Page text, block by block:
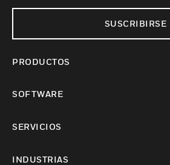
SUSCRIBIRSE
PRODUCTOS
SOFTWARE
SERVICIOS
INDUSTRIAS